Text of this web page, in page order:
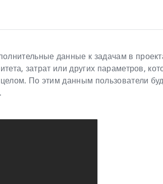
данные к задачам в
затрат или других параметров,
По этим данным пользователи